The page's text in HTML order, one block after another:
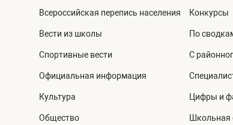
Всероссийская перепись населения
Вести из школы
Спортивные вести
Официальная информация
Культура
Общество
Конкурсы
По
С
Цифры и
Школьная